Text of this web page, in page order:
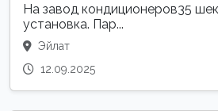
На завод кондиционеров35
установка. Пар...
Эйлат
12.09.2025